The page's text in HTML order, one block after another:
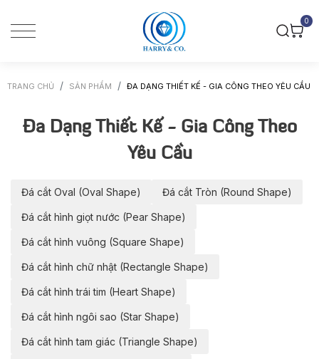
0
TRANG CHỦ SẢN PHẨM ĐA DẠNG THIẾT KẾ - GIA CÔNG THEO YÊU CẦU
Đa Dạng Thiết Kế - Gia Công Theo
Yêu Cầu
Đá cắt Oval (Oval Shape) Đá cắt Tròn (Round Shape)
Đá cắt hình giọt nước (Pear Shape)
Đá cắt hình vuông (Square Shape)
Đá cắt hình chữ nhật (Rectangle Shape)
Đá cắt hình trái tim (Heart Shape)
Đá cắt hình ngôi sao (Star Shape)
Đá cắt hình tam giác (Triangle Shape)